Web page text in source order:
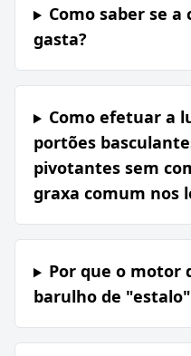
Como saber se
gasta?
Como efetuar a
portões
pivotantes sem
graxa comum nos
Por que o motor
barulho de